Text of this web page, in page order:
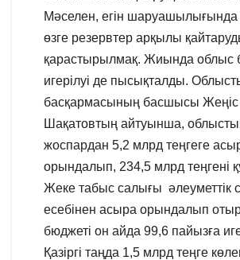
Мәселен, егін шаруашылығында
өзге резервтер арқылы
қарастырылмақ. Жиында облыс
игерілуі де пысықталды.
басқармасының басшысы Жеңіс
Шақатовтың айтуынша,
жоспардан 5,2 млрд теңгеге
орындалып, 234,5 млрд теңгені
Жеке табыс салығы әлеуметтік
есебінен асыра орындалып
бюджеті он айда 99,6 пайызға
Қазіргі таңда 1,5 млрд теңге